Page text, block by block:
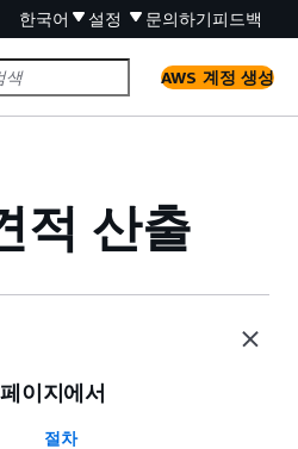
한국어 설정 문의하기피드백
AWS 계정 생성
적 산출
이지에서
절차